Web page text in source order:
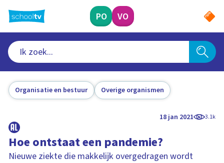
naar
hoofdinhoud
PO VO
Organisatie en bestuur Overige organismen
18 jan 2021 3.1k
Hoe ontstaat een pandemie?
Nieuwe ziekte die makkelijk overgedragen wordt